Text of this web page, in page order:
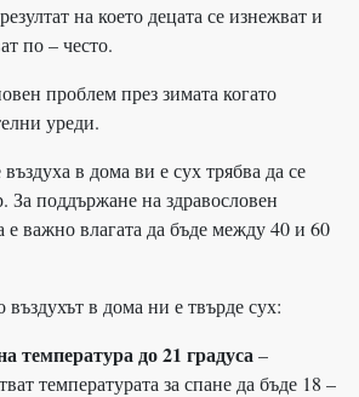
на което децата се изнежват и
по – често.
проблем през зимата когато
уреди.
в дома ви е сух трябва да се
За поддържане на здравословен
важно влагата да бъде между 40 и 60
в дома ни е твърде сух:
температура до 21 градуса–
температурата за спане да бъде 18 –